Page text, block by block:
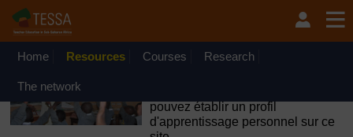
Passer au contenu principal
OpenLearn Create will be unavailable on Wednesday 12
August 2026 from 8am to 10.30am (GMT) due to routine
Home Resources Courses Research
The network
pouvez établir un profil
d'apprentissage personnel sur ce